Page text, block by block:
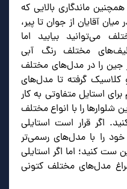
ماندگاری بالایی که
آقایان از جوان تا پیر،
می‌توانید بیابید اما
مختلف رنگ آبی
جین را در مدل‌های مختلف
کلاسیک گرفته تا مدل‌های
استایل متفاوتی به کار
شلوارها را با انواع مختلف
اگر قرار است استایلی
را با مدل‌های رسمی‌تر
ست کنید؛ اما اگر استایلی
مدل‌های مختلف کتونی